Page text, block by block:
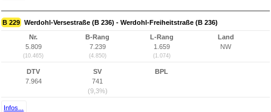
B 229 Werdohl-Versestraße (B 236) - Werdohl-Freiheitstraße (B 236)
Nr.
5.809
(10.465)
B-Rang
7.239
(4.850)
L-Rang
1.659
(1.074)
Land
NW
DTV
7.964
SV
741
(9,3%)
BPL
Infos...